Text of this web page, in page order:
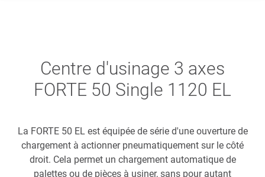
Centre d'usinage 3 axes
FORTE 50 Single 1120 EL
La FORTE 50 EL est équipée de série d'une ouverture de
chargement à actionner pneumatiquement sur le côté
droit. Cela permet un chargement automatique de
palettes ou de pièces à usiner, sans pour autant